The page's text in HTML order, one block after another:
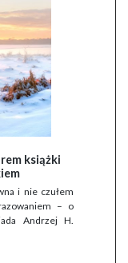
książki
i nie czułem
– o
Andrzej H.